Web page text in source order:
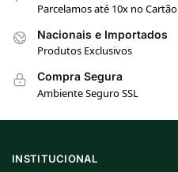
Parcelamos até 10x no Cartão
Nacionais e Importados
Produtos Exclusivos
Compra Segura
Ambiente Seguro SSL
INSTITUCIONAL